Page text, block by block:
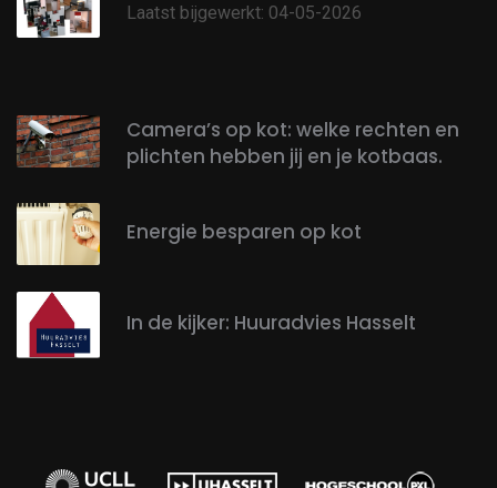
Laatst bijgewerkt: 04-05-2026
Camera’s op kot: welke rechten en
plichten hebben jij en je kotbaas.
Energie besparen op kot
In de kijker: Huuradvies Hasselt